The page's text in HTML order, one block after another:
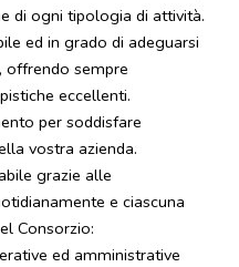
di ogni tipologia di attività.
ed in grado di adeguarsi
offrendo sempre
eccellenti.
per soddisfare
vostra azienda.
grazie alle
e ciascuna
Consorzio:
ed amministrative